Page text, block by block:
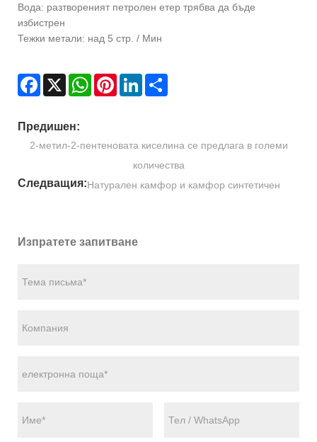
Вода: разтвореният петролен етер трябва да бъде
избистрен
Тежки метали: над 5 стр. / Мин
Facebook
X WhatsAppPinterestLinkedIn
Предишен:
2-метил-2-пентеновата киселина се предлага в големи
количества
Следващия:Натурален камфор и камфор синтетичен
Изпратете запитване